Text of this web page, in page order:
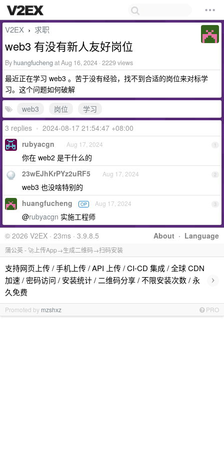
V2EX › 求职
web3 有没有新人友好岗位
By huangfucheng at Aug 16, 2024 · 2229 views
最近正在学习 web3 。苦于没有经验，找不到合适的岗位来对标学
习。这个问题如何破解
web3
岗位
学习
3 replies • 2024-08-17 21:54:47 +08:00
1
rubyacgn Aug 17, 2024
你在 web2 是干什么的
2
23wEJhKrPYz2uRF5 Aug 17, 2024
web3 也没啥特别的
3
huangfucheng OP Aug 17, 2024
@rubyacgn 实施工程师
About · Language
© 2026 V2EX · 23ms · 3.9.8.5
蒲公英 - 🚀上传App→生成二维码→扫码安装
支持网页上传 / 手机上传 / API 上传 / CI-CD 集成 / 全球 CDN
加速 / 密码访问 / 安装统计 / 二维码分享 / 不限安装次数 / 永
久免费
›
Promoted by mzshxz PRO